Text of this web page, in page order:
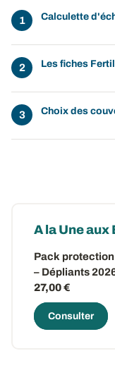
Calculette
Les fiches
Choix des
A la Une aux
Pack
– Dépliants
27,00 €
Consulter